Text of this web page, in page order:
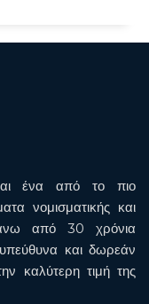
ένα από το πιο
νομισματικής και
από 30 χρόνια
και δωρεάν
καλύτερη τιμή της